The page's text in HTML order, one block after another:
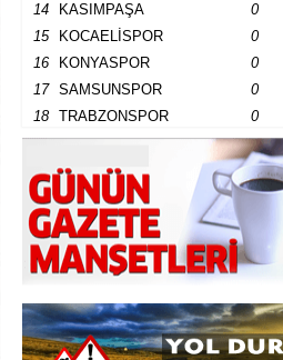
14
KASIMPAŞA 0
15
KOCAELİSPOR 0
16
KONYASPOR 0
17
SAMSUNSPOR 0
18
TRABZONSPOR 0